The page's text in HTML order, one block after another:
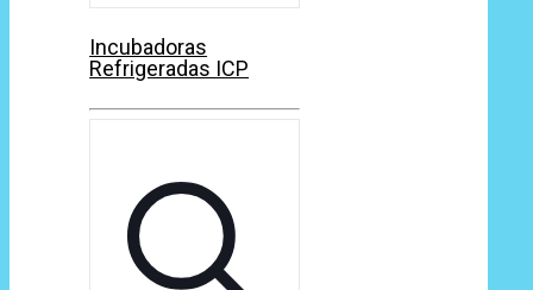
Incubadoras
Refrigeradas ICP